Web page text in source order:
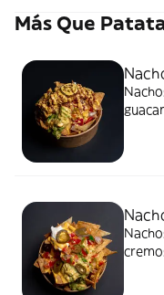
Más Que